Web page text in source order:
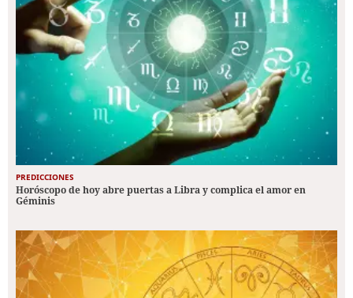
PREDICCIONES
Horóscopo de hoy abre puertas a Libra y complica el amor en
Géminis